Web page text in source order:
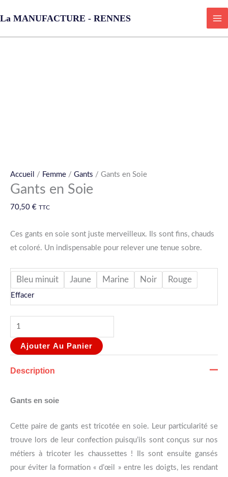
au
La MANUFACTURE - RENNES
Accueil / Femme / Gants / Gants en Soie
Gants en Soie
70,50 € TTC
Ces gants en soie sont juste merveilleux. Ils sont fins, chauds
et coloré. Un indispensable pour relever une tenue sobre.
Bleu minuit Jaune Marine Noir Rouge
Effacer
Ajouter Au Panier
Description
Gants en soie
Cette paire de gants est tricotée en soie. Leur particularité se
trouve lors de leur confection puisqu’ils sont conçus sur nos
métiers à tricoter les chaussettes ! Ils sont ensuite gansés
pour éviter la formation « d’œil » entre les doigts, les rendant